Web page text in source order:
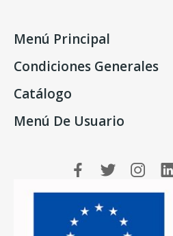
Menú Principal
Condiciones Generales
Catálogo
Menú De Usuario